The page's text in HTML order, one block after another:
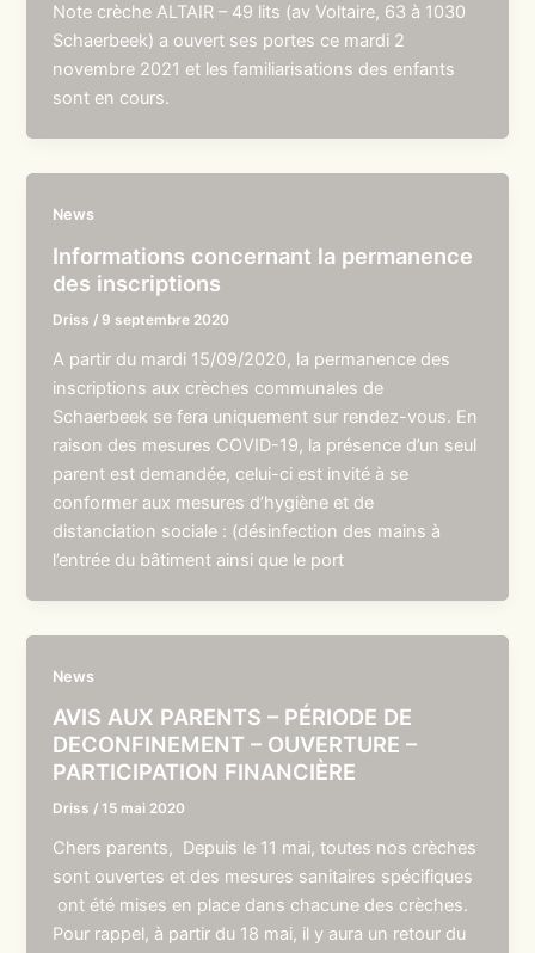
Note crèche ALTAIR – 49 lits (av Voltaire, 63 à 1030
Schaerbeek) a ouvert ses portes ce mardi 2
novembre 2021 et les familiarisations des enfants
sont en cours.
News
Informations concernant la permanence
des inscriptions
Driss / 9 septembre 2020
A partir du mardi 15/09/2020, la permanence des
inscriptions aux crèches communales de
Schaerbeek se fera uniquement sur rendez-vous. En
raison des mesures COVID-19, la présence d’un seul
parent est demandée, celui-ci est invité à se
conformer aux mesures d’hygiène et de
distanciation sociale : (désinfection des mains à
l’entrée du bâtiment ainsi que le port
News
AVIS AUX PARENTS – PÉRIODE DE
DECONFINEMENT – OUVERTURE –
PARTICIPATION FINANCIÈRE
Driss /15 mai 2020
Chers parents, Depuis le 11 mai, toutes nos crèches
sont ouvertes et des mesures sanitaires spécifiques
ont été mises en place dans chacune des crèches.
Pour rappel, à partir du 18 mai, il y aura un retour du